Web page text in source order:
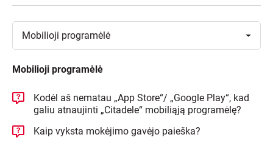
Mobilioji programėlė
Mobilioji programėlė
Kodėl aš nematau „App Store“/ „Google Play“, kad
galiu atnaujinti „Citadele“ mobiliąją programėlę?
Kaip vyksta mokėjimo gavėjo paieška?